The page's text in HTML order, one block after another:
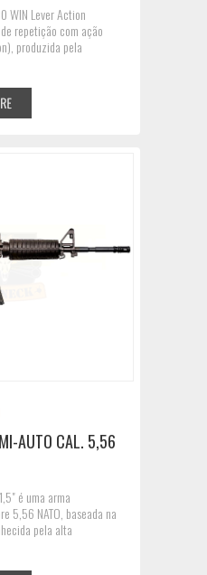
WIN Lever Action
repetição com ação
produzida pela
AUTO CAL. 5,56
é uma arma
5,56 NATO, baseada na
pela alta